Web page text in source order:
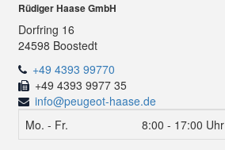
Rüdiger Haase GmbH
Dorfring 16
24598 Boostedt
+49 4393 99770
+49 4393 9977 35
info@peugeot-haase.de
Mo. - Fr.
8:00 - 17:00 Uhr